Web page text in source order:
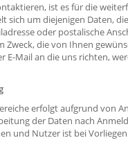
ist es für die
sich um diejenigen Daten,
oder postalische
die von Ihnen
Mail an die uns richten,
erfolgt aufgrund von
der Daten nach
und Nutzer ist bei